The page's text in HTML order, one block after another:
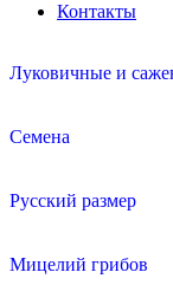
Контакты
Луковичные и
Семена
Русский размер
Мицелий грибов